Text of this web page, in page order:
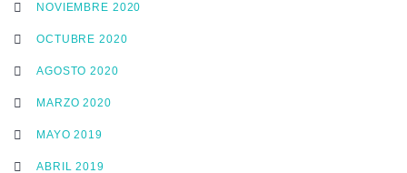
NOVIEMBRE 2020
OCTUBRE 2020
AGOSTO 2020
MARZO 2020
MAYO 2019
ABRIL 2019